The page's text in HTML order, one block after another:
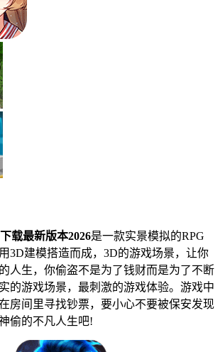
载最新版本2026是一款实景模拟的RPG
3D建模搭造而成，3D的游戏场景，让你
人生，你偷盗不是为了钱财而是为了不断
的游戏场景，最刺激的游戏体验。游戏中
房间里寻找钞票，要小心不要被保安发现
偷的不凡人生吧!